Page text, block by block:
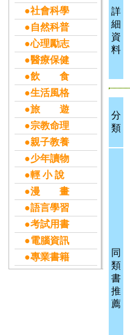
●社會科學
●自然科普
●心理勵志
●醫療保健
●飲 食
●生活風格
●旅 遊
●宗教命理
●親子教養
●少年讀物
●輕 小 說
●漫 畫
●語言學習
●考試用書
●電腦資訊
●專業書籍
詳
細
資
料
分
類
同
類
書
推
薦